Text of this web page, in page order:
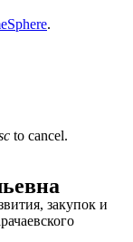
.
to cancel.
закупок и